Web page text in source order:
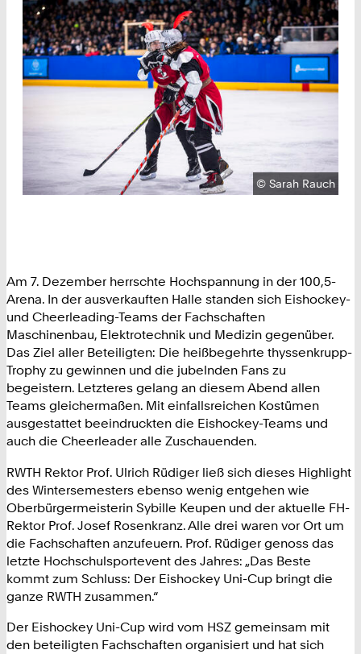
Urheberrecht:
©Sarah Rauch
Am 7. Dezember herrschte Hochspannung in der 100,5-
Arena. In der ausverkauften Halle standen sich Eishockey-
und Cheerleading-Teams der Fachschaften
Maschinenbau, Elektrotechnik und Medizin gegenüber.
Das Ziel aller Beteiligten: Die heißbegehrte thyssenkrupp-
Trophy zu gewinnen und die jubelnden Fans zu
begeistern. Letzteres gelang an diesem Abend allen
Teams gleichermaßen. Mit einfallsreichen Kostümen
ausgestattet beeindruckten die Eishockey-Teams und
auch die Cheerleader alle Zuschauenden.
RWTH Rektor Prof. Ulrich Rüdiger ließ sich dieses Highlight
des Wintersemesters ebenso wenig entgehen wie
Oberbürgermeisterin Sybille Keupen und der aktuelle FH-
Rektor Prof. Josef Rosenkranz. Alle drei waren vor Ort um
die Fachschaften anzufeuern. Prof. Rüdiger genoss das
letzte Hochschulsportevent des Jahres: „Das Beste
kommt zum Schluss: Der Eishockey Uni-Cup bringt die
ganze RWTH zusammen.“
Der Eishockey Uni-Cup wird vom HSZ gemeinsam mit
den beteiligten Fachschaften organisiert und hat sich